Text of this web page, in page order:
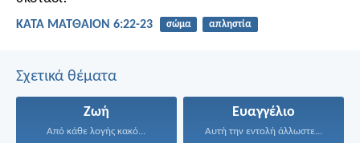
ΚΑΤΑ ΜΑΤΘΑΙΟΝ 6:22-23 σώμα απληστία
Σχετικά θέματα
Ζωή
Από κάθε λογής κακό...
Ευαγγέλιο
Αυτή την εντολή άλλωστε...